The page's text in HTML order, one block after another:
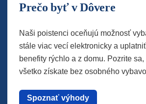
Prečo byť v Dôvere
Naši poistenci oceňujú možnosť
stále viac vecí elektronicky a
benefity rýchlo a z domu. Pozrite sa,
všetko získate bez osobného
Spoznať výhody